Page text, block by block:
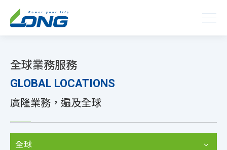
全球業務服務
GLOBAL LOCATIONS
廣隆業務，遍及全球
全球